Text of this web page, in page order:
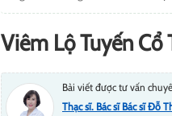
Viêm Lộ Tuyến Cổ
Bài viết được tư vấn
Thạc sĩ. Bác sĩ Bác sĩ Đỗ